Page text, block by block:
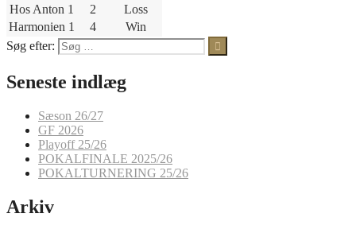
Hos Anton 1
2
Loss
Harmonien 1
4
Win
Søg efter:
Seneste indlæg
Sæson 26/27
GF 2026
Playoff 25/26
POKALFINALE 2025/26
POKALTURNERING 25/26
Arkiv